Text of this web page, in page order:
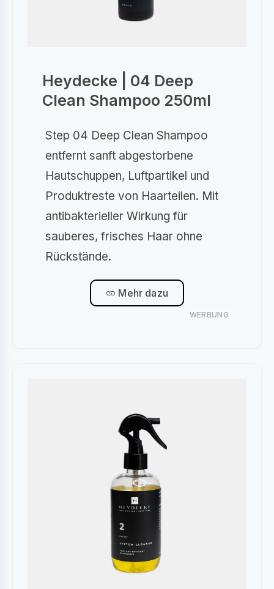
Heydecke | 04 Deep
Clean Shampoo 250ml
Step 04 Deep Clean Shampoo
entfernt sanft abgestorbene
Hautschuppen, Luftpartikel und
Produktreste von Haarteilen. Mit
antibakterieller Wirkung für
sauberes, frisches Haar ohne
Rückstände.
Mehr dazu
WERBUNG